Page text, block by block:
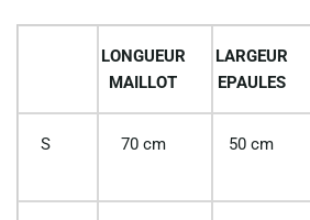
LONGUEUR
MAILLOT
LARGEUR
EPAULES
S 70 cm 50 cm